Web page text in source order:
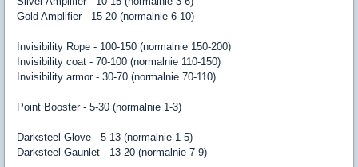
Gold Amplifier - 15-20 (normalnie 6-10)
Invisibility Rope - 100-150 (normalnie 150-200)
Invisibility coat - 70-100 (normalnie 110-150)
Invisibility armor - 30-70 (normalnie 70-110)
Point Booster - 5-30 (normalnie 1-3)
Darksteel Glove - 5-13 (normalnie 1-5)
Darksteel Gaunlet - 13-20 (normalnie 7-9)